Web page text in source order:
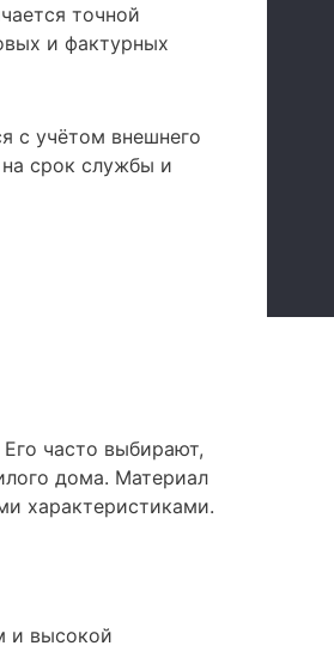
точной
и фактурных
с учётом внешнего
срок службы и
часто выбирают,
дома. Материал
характеристиками.
и высокой